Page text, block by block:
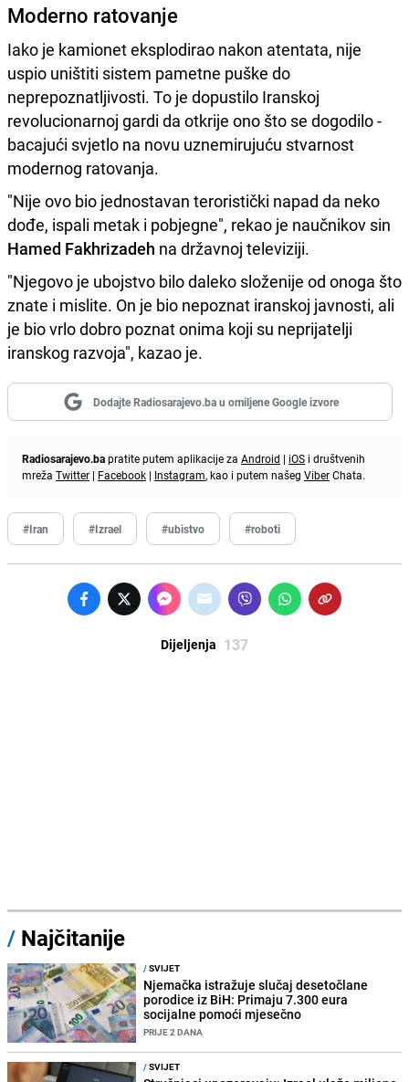
Moderno ratovanje
Iako je kamionet eksplodirao nakon atentata, nije
uspio uništiti sistem pametne puške do
neprepoznatljivosti. To je dopustilo Iranskoj
revolucionarnoj gardi da otkrije ono što se dogodilo -
bacajući svjetlo na novu uznemirujuću stvarnost
modernog ratovanja.
"Nije ovo bio jednostavan teroristički napad da neko
dođe, ispali metak i pobjegne", rekao je naučnikov sin
Hamed Fakhrizadeh na državnoj televiziji.
"Njegovo je ubojstvo bilo daleko složenije od onoga što
znate i mislite. On je bio nepoznat iranskoj javnosti, ali
je bio vrlo dobro poznat onima koji su neprijatelji
iranskog razvoja", kazao je.
Dodajte Radiosarajevo.ba u omiljene Google izvore
Radiosarajevo.bapratite putem aplikacije za Android | iOS i društvenih
mreža Twitter | Facebook | Instagram, kao i putem našeg ViberChata.
#Iran #Izrael #ubistvo #roboti
Dijeljenja 137
/ Najčitanije
/SVIJET
Njemačka istražuje slučaj desetočlane
porodice iz BiH: Primaju 7.300 eura
socijalne pomoći mjesečno
PRIJE 2 DANA
/SVIJET